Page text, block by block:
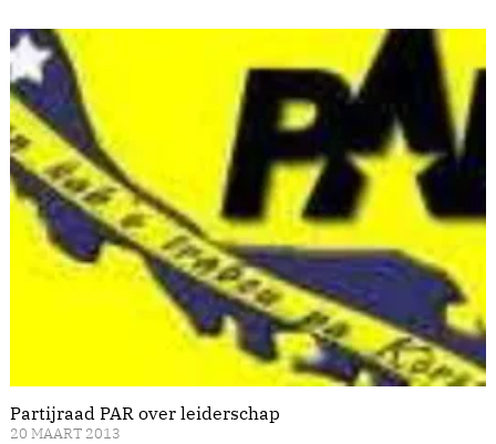
Partijraad PAR over leiderschap
20 MAART 2013